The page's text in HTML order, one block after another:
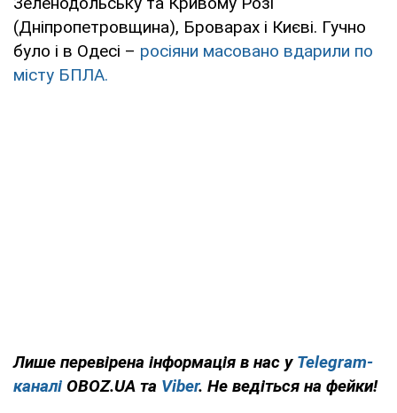
(Дніпропетровщина), Броварах і Києві. Гучно
було і в Одесі – росіяни масовано вдарили по
місту БПЛА.
Лише перевірена інформація в нас у Telegram-
каналі OBOZ.UA та Viber. Не ведіться на фейки!